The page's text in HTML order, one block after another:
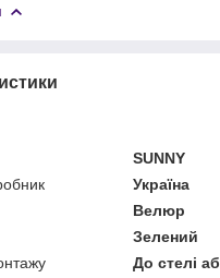
SUNNY
Україна
Велюр
Зелений
До стелі